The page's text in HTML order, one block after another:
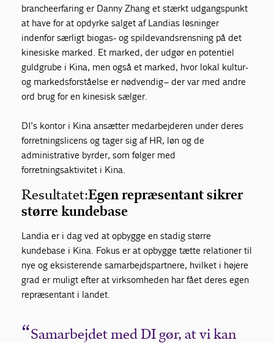
brancheerfaring er Danny Zhang et stærkt udgangspunkt
at have for at opdyrke salget af Landias løsninger
indenfor særligt biogas- og spildevandsrensning på det
kinesiske marked. Et marked, der udgør en potentiel
guldgrube i Kina, men også et marked, hvor lokal kultur-
og markedsforståelse er nødvendig – der var med andre
ord brug for en kinesisk sælger.
DI’s kontor i Kina ansætter medarbejderen under deres
forretningslicens og tager sig af HR, løn og de
administrative byrder, som følger med
forretningsaktivitet i Kina.
Resultatet:Egen repræsentant sikrer
større kundebase
Landia er i dag ved at opbygge en stadig større
kundebase i Kina. Fokus er at opbygge tætte relationer til
nye og eksisterende samarbejdspartnere, hvilket i højere
grad er muligt efter at virksomheden har fået deres egen
repræsentant i landet.
Samarbejdet med DI gør, at vi kan